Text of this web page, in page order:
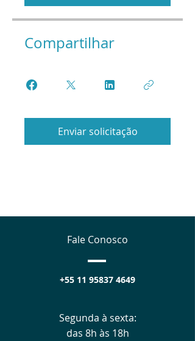
Compartilhar
Enviar solicitação
Fale Conosco
+55 11 95837 4649
Segunda à sexta:
das 8h às 18h